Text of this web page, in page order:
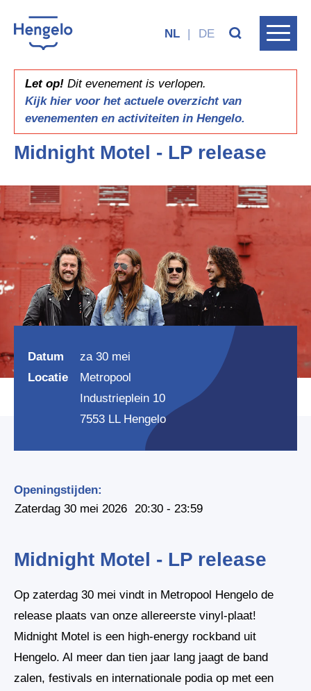
NL | DE
Let op! Dit evenement is verlopen.
Kijk hier voor het actuele overzicht van
evenementen en activiteiten in Hengelo.
Midnight Motel - LP release
Datum
za 30 mei
Locatie
Metropool
Industrieplein 10
7553 LL Hengelo
Openingstijden:
Zaterdag 30 mei 2026 20:30 - 23:59
Midnight Motel - LP release
Op zaterdag 30 mei vindt in Metropool Hengelo de
release plaats van onze allereerste vinyl-plaat!
Midnight Motel is een high-energy rockband uit
Hengelo. Al meer dan tien jaar lang jaagt de band
zalen, festivals en internationale podia op met een